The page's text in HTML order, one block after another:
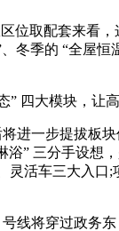
区位取配套来看
季的 “全屋恒
大模块，让高
一步提拔板
” 三分手设
活车三大入
将穿过政务东